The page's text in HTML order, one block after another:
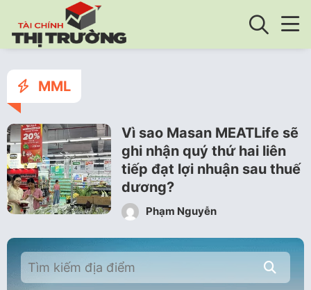
MML
Vì sao Masan MEATLife sẽ
ghi nhận quý thứ hai liên
tiếp đạt lợi nhuận sau thuế
dương?
Phạm Nguyễn